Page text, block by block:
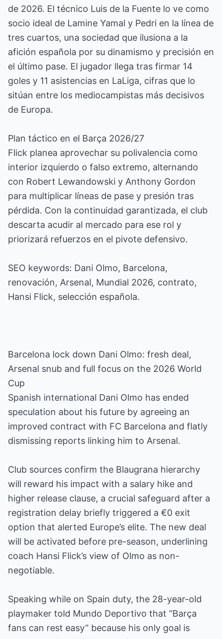
de 2026. El técnico Luis de la Fuente lo ve como
socio ideal de Lamine Yamal y Pedri en la línea de
tres cuartos, una sociedad que ilusiona a la
afición española por su dinamismo y precisión en
el último pase. El jugador llega tras firmar 14
goles y 11 asistencias en LaLiga, cifras que lo
sitúan entre los mediocampistas más decisivos
de Europa.
Plan táctico en el Barça 2026/27
Flick planea aprovechar su polivalencia como
interior izquierdo o falso extremo, alternando
con Robert Lewandowski y Anthony Gordon
para multiplicar líneas de pase y presión tras
pérdida. Con la continuidad garantizada, el club
descarta acudir al mercado para ese rol y
priorizará refuerzos en el pivote defensivo.
SEO keywords: Dani Olmo, Barcelona,
renovación, Arsenal, Mundial 2026, contrato,
Hansi Flick, selección española.
Barcelona lock down Dani Olmo: fresh deal,
Arsenal snub and full focus on the 2026 World
Cup
Spanish international Dani Olmo has ended
speculation about his future by agreeing an
improved contract with FC Barcelona and flatly
dismissing reports linking him to Arsenal.
Club sources confirm the Blaugrana hierarchy
will reward his impact with a salary hike and
higher release clause, a crucial safeguard after a
registration delay briefly triggered a €0 exit
option that alerted Europe’s elite. The new deal
will be activated before pre-season, underlining
coach Hansi Flick’s view of Olmo as non-
negotiable.
Speaking while on Spain duty, the 28-year-old
playmaker told Mundo Deportivo that “Barça
fans can rest easy” because his only goal is